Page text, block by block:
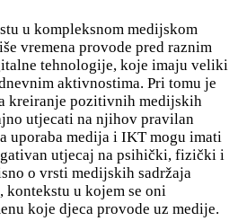
u kompleksnom medijskom
vremena provode pred raznim
tehnologije, koje imaju veliki
aktivnostima. Pri tomu je
kreiranje pozitivnih medijskih
utjecati na njihov pravilan
uporaba medija i IKT mogu imati
utjecaj na psihički, fizički i
o vrsti medijskih sadržaja
u kojem se oni
koje djeca provode uz medije.